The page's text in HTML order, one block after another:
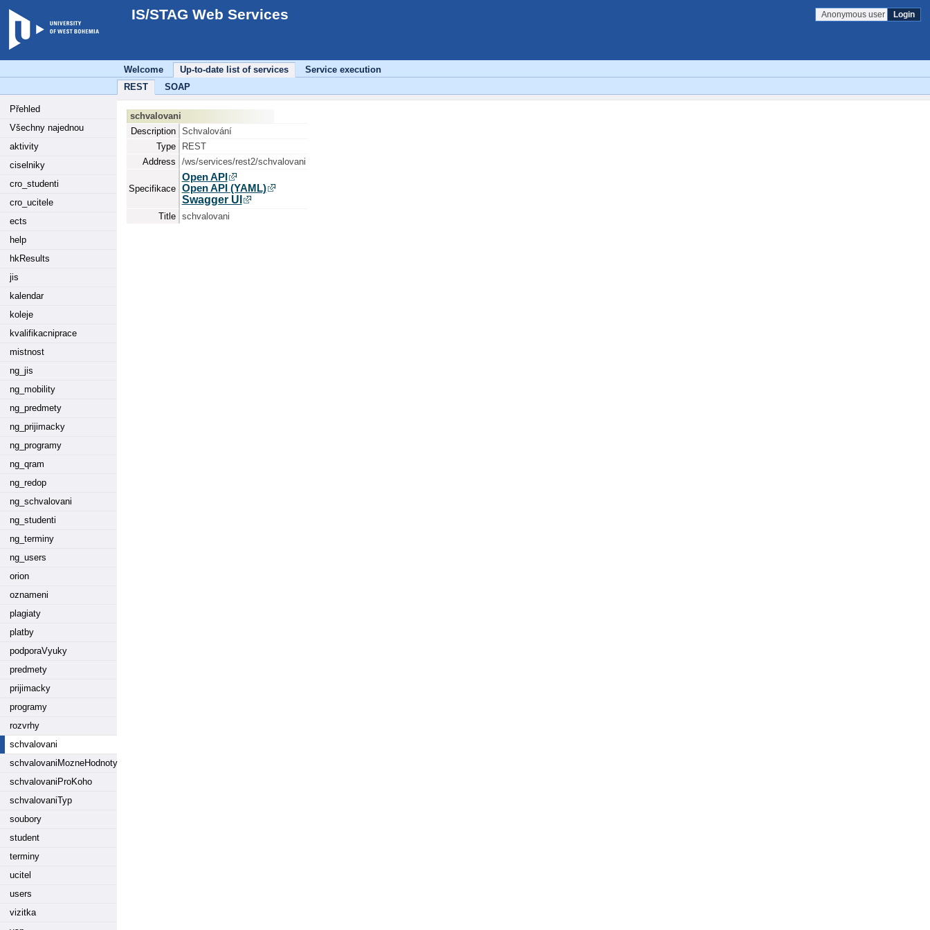
IS/STAG Web Services Anonymous user Login
Welcome Up-to-date list of services
Service execution
REST
SOAP
Přehled
Všechny najednou
aktivity
ciselniky
cro_studenti
cro_ucitele
ects
help
hkResults
jis
kalendar
koleje
kvalifikacniprace
mistnost
ng_jis
ng_mobility
ng_predmety
ng_prijimacky
ng_programy
ng_qram
ng_redop
ng_schvalovani
ng_studenti
ng_terminy
ng_users
orion
oznameni
plagiaty
platby
podporaVyuky
predmety
prijimacky
programy
rozvrhy
schvalovani
schvalovaniMozneHodnoty
schvalovaniProKoho
schvalovaniTyp
soubory
student
terminy
ucitel
users
vizitka
schvalovani
Description
Schvalování
Type
REST
Address
/ws/services/rest2/schvalovani
Specifikace
Open API
Open API (YAML)
Swagger UI
Title schvalovani